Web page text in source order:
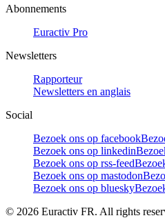
Abonnements
Euractiv Pro
Newsletters
Rapporteur
Newsletters en anglais
Social
Bezoek ons op facebook
Bezoek ons op linkedin
Bezoek ons op rss-feed
Bezoek ons op mastodon
Bezoek ons op bluesky
© 2026 Euractiv FR. All rights